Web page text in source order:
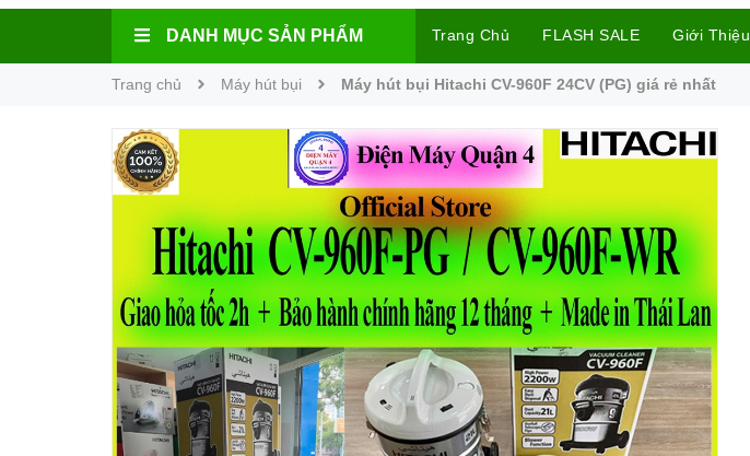
DANH MỤC SẢN PHẨM Trang Chủ FLASH SALE Giới Thiệu
Trang chủ Máy hút bụi Máy hút bụi Hitachi CV-960F 24CV (PG) giá rẻ nhất